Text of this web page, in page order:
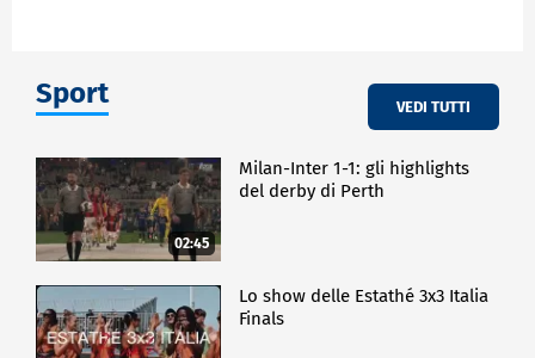
Sport VEDI TUTTI
02:45
Milan-Inter 1-1: gli highlights
del derby di Perth
Lo show delle Estathé 3x3 Italia
Finals